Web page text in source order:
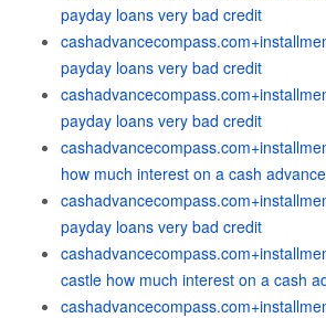
payday loans very bad credit
payday loans very bad credit
payday loans very bad credit
how much interest on a cash advance
payday loans very bad credit
castle how much interest on a cash